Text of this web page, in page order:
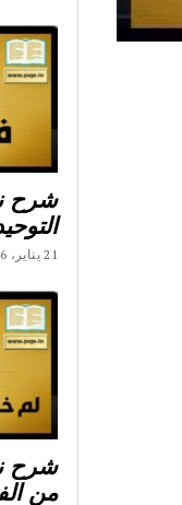
شرح
21 يناير، 2026
شرح
من